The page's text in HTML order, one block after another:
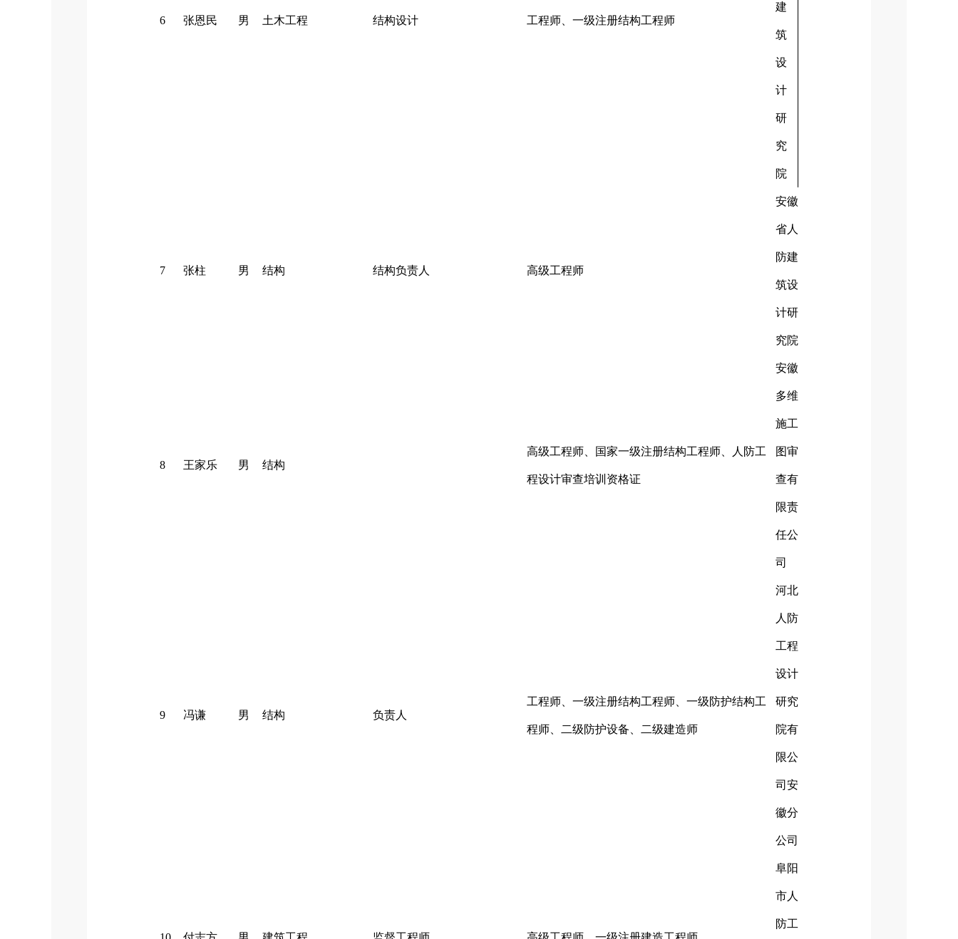
6 张恩民 男 土木工程 结构设计 工程师、一级注册结构工程师
建
筑
设
计
研
究
院
7 张柱 男 结构 结构负责人 高级工程师
安徽
省人
防建
筑设
计研
究院
8 王家乐 男 结构
高级工程师、国家一级注册结构工程师、人防工
程设计审查培训资格证
安徽
多维
施工
图审
查有
限责
任公
司
9 冯谦 男 结构 负责人
工程师、一级注册结构工程师、一级防护结构工
程师、二级防护设备、二级建造师
河北
人防
工程
设计
研究
院有
限公
司安
徽分
公司
阜阳
市人
防工